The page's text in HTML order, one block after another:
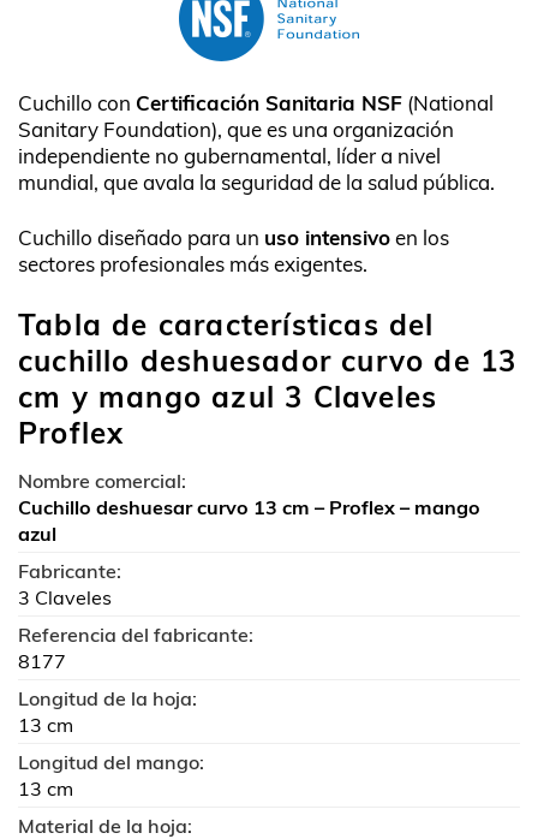
Cuchillo con Certificación Sanitaria NSF (National
Sanitary Foundation), que es una organización
independiente no gubernamental, líder a nivel
mundial, que avala la seguridad de la salud pública.
Cuchillo diseñado para un uso intensivoen los
sectores profesionales más exigentes.
Tabla de características del
cuchillo deshuesador curvo de 13
cm y mango azul 3 Claveles
Proflex
Nombre comercial:
Cuchillo deshuesar curvo 13 cm – Proflex – mango
azul
Fabricante:
3 Claveles
Referencia del fabricante:
8177
Longitud de la hoja:
13 cm
Longitud del mango:
13 cm
Material de la hoja: